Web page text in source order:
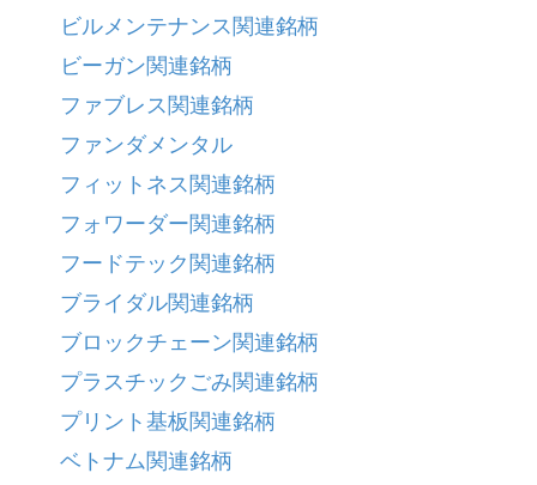
ビルメンテナンス関連銘柄
ビーガン関連銘柄
ファブレス関連銘柄
ファンダメンタル
フィットネス関連銘柄
フォワーダー関連銘柄
フードテック関連銘柄
ブライダル関連銘柄
ブロックチェーン関連銘柄
プラスチックごみ関連銘柄
プリント基板関連銘柄
ベトナム関連銘柄